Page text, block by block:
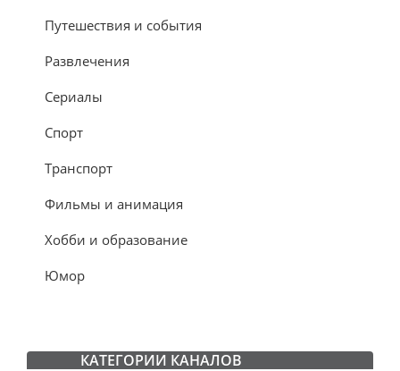
Путешествия и события
Развлечения
Сериалы
Спорт
Транспорт
Фильмы и анимация
Хобби и образование
Юмор
КАТЕГОРИИ КАНАЛОВ